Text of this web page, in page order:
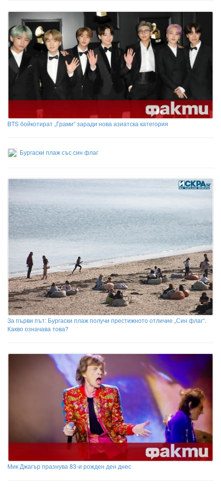
BTS бойкотират „Грами“ заради нова азиатска категория
Бургаски плаж със син флаг
За първи път: Бургаски плаж получи престижното отличие „Син флаг“.
Какво означава това?
Мик Джагър празнува 83-и рожден ден днес